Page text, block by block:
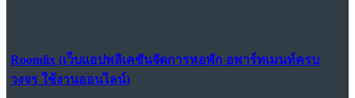
Roomlix (เว็บแอปพลิเคชันจัดการหอพัก อพาร์ทเมนท์ครบ
วงจร ใช้งานออนไลน์)